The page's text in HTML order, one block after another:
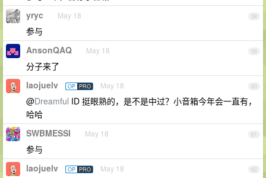
58
yryc May 18
参与
59
AnsonQAQ May 18
分子来了
60
laojuelv OP PRO May 18
@Dreamful ID 挺眼熟的，是不是中过？小音箱今年会一直有，
哈哈
61
SWBMESSI May 18
参与
62
laojuelv OP PRO May 18